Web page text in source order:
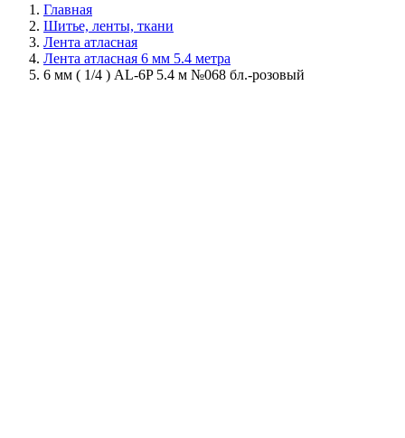
Главная
Шитье, ленты, ткани
Лента атласная
Лента атласная 6 мм 5.4 метра
6 мм ( 1/4 ) AL-6P 5.4 м №068 бл.-розовый